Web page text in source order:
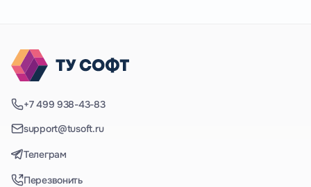
+7 499 938-43-83
support@tusoft.ru
Телеграм
Перезвонить